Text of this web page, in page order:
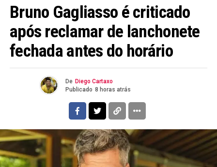
Bruno Gagliasso é criticado
após reclamar de lanchonete
fechada antes do horário
De Diego Cartaxo
Publicado 8 horas atrás